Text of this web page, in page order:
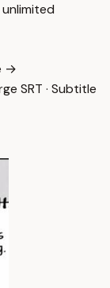
→
SRT · Subtitle